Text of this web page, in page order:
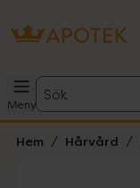
Meny
Sök
Hem Hårvård